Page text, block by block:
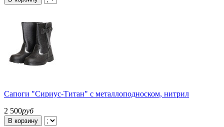
Сапоги "Сириус-Титан" с металлоподноском, нитрил
2 500руб
В корзину